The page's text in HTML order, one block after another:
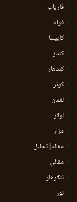
فاریاب
فراه
کاپیسا
کندز
کندهار
کونړ
لغمان
لوګر
مزار
مقاله|تحلیل
مقالې
ننګرهار
نور